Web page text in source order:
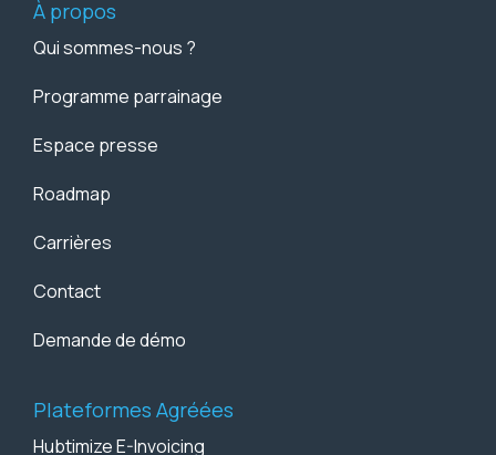
À propos
Qui sommes-nous ?
Programme parrainage
Espace presse
Roadmap
Carrières
Contact
Demande de démo
Plateformes Agréées
Hubtimize E-Invoicing